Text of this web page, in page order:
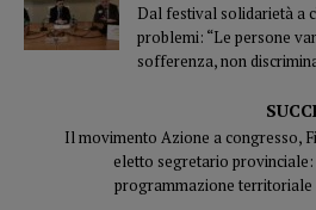
Dal festival solidarietà a
problemi: “Le persone
sofferenza, non
Il movimento Azione a congresso,
eletto segretario provinciale:
programmazione territoriale